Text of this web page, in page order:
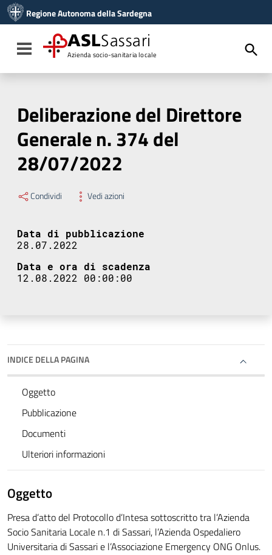
Vai al menu di navigazione
Vai al footer
Regione Autonoma della Sardegna
Toggle navigation
ASLSassari
Azienda socio-sanitaria locale
Deliberazione del Direttore
Generale n. 374 del
28/07/2022
Condividi Vedi azioni
Data di pubblicazione
28.07.2022
Data e ora di scadenza
12.08.2022 00:00:00
INDICE DELLA PAGINA
Oggetto
Pubblicazione
Documenti
Ulteriori informazioni
Oggetto
Presa d’atto del Protocollo d’Intesa sottoscritto tra l’Azienda
Socio Sanitaria Locale n.1 di Sassari, l’Azienda Ospedaliero
Universitaria di Sassari e l’Associazione Emergency ONG Onlus.